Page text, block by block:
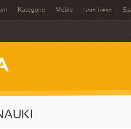
Kategorie Meble Spis Treści